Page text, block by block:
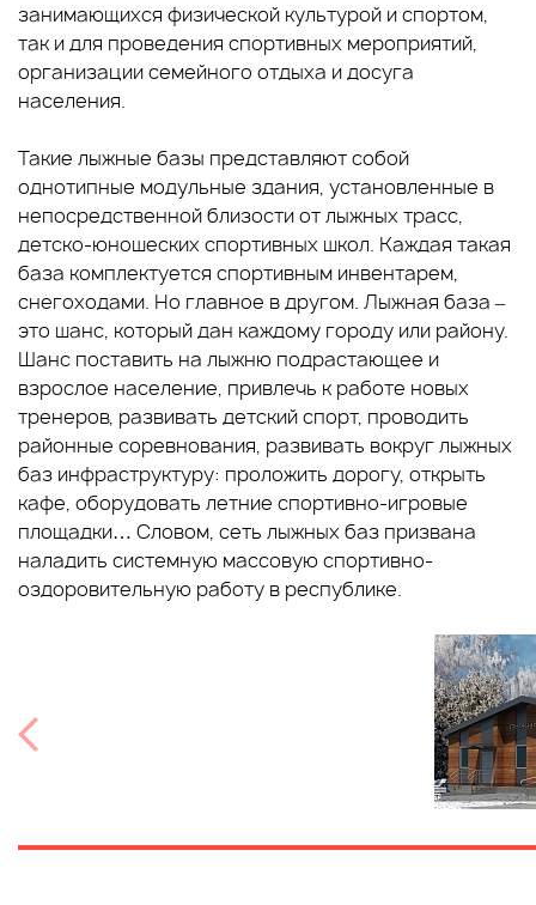
занимающихся физической культурой и спортом,
так и для проведения спортивных мероприятий,
организации семейного отдыха и досуга
населения.
Такие лыжные базы представляют собой
однотипные модульные здания, установленные в
непосредственной близости от лыжных трасс,
детско-юношеских спортивных школ. Каждая такая
база комплектуется спортивным инвентарем,
снегоходами. Но главное в другом. Лыжная база –
это шанс, который дан каждому городу или району.
Шанс поставить на лыжню подрастающее и
взрослое население, привлечь к работе новых
тренеров, развивать детский спорт, проводить
районные соревнования, развивать вокруг лыжных
баз инфраструктуру: проложить дорогу, открыть
кафе, оборудовать летние спортивно-игровые
площадки… Словом, сеть лыжных баз призвана
наладить системную массовую спортивно-
оздоровительную работу в республике.